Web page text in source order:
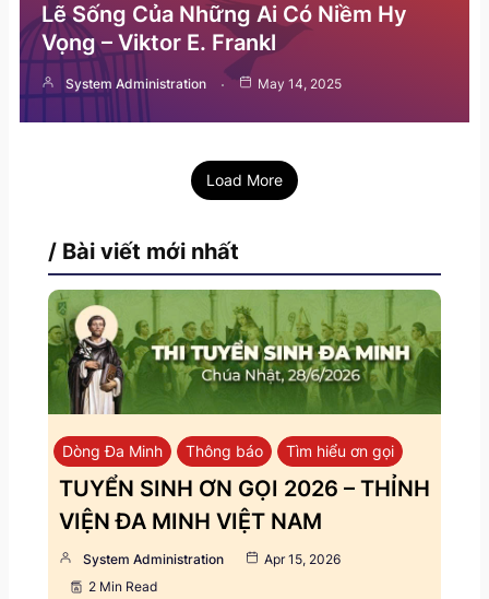
Lẽ Sống Của Những Ai Có Niềm Hy
Vọng – Viktor E. Frankl
System Administration May 14, 2025
Load More
/ Bài viết mới nhất
Dòng Đa Minh Thông báo Tìm hiểu ơn gọi
TUYỂN SINH ƠN GỌI 2026 – THỈNH
VIỆN ĐA MINH VIỆT NAM
System Administration
Apr 15, 2026
2 Min Read